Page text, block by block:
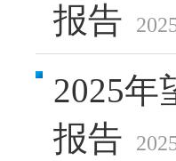
报告
2025年
报告